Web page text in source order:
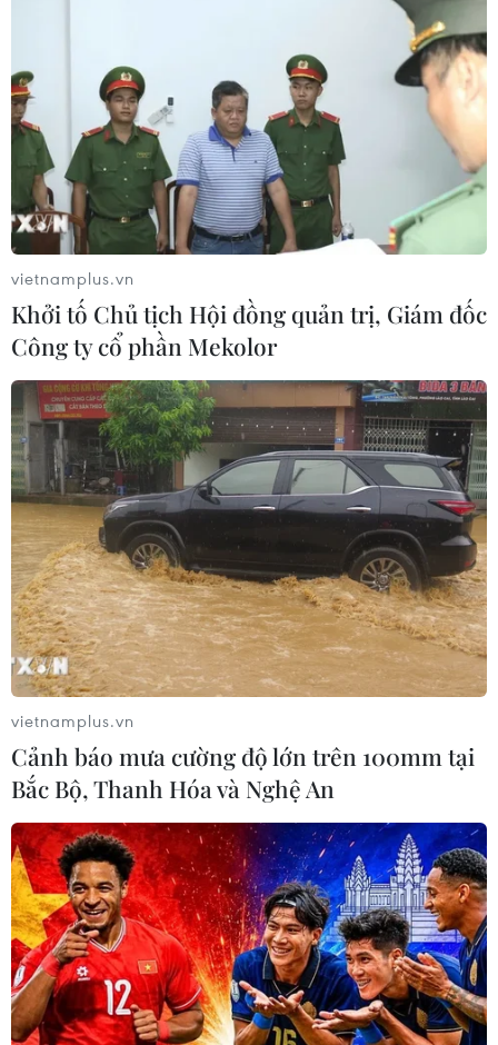
TIN CÙNG CHUYÊN MỤC
NATO ưu tiên đẩy nhanh chuyển
giao hệ thống phòng không cho
Ukraine
06/08/2026 12:24
vietnamplus.vn
Khởi tố Chủ tịch Hội đồng quản trị, Giám đốc
Công ty cổ phần Mekolor
vietnamplus.vn
Cảnh báo mưa cường độ lớn trên 100mm tại
Bắc Bộ, Thanh Hóa và Nghệ An